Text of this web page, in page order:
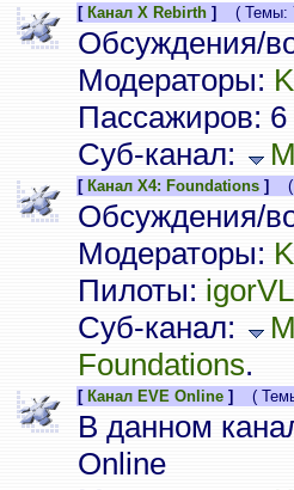
[ Канал X Rebirth ] ( Темы:
Обсуждения/
Модераторы:
Пассажиров: 6
Суб-канал:
[ Канал X4: Foundations ] (
Обсуждения/
Модераторы:
Пилоты: igorVL
Суб-канал:
Foundations.
[ Канал EVE Online ] (
В данном
Online